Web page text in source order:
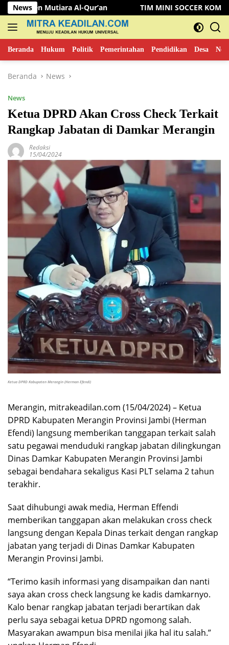
Langsung
ke
konten
News
Al-Qur’an TIM MINI SOCCER KOMINFO MUSI
Beranda Hukum Politik Pemerintahan Pendidikan Desa
Beranda News
News
Ketua DPRD Akan Cross Check Terkait
Rangkap Jabatan di Damkar Merangin
Redaksi
15/04/2024
Ketua DPRD Kabupaten Merangin (Herman Efendi)
Merangin, mitrakeadilan.com (15/04/2024) – Ketua
DPRD Kabupaten Merangin Provinsi Jambi (Herman
Efendi) langsung memberikan tanggapan terkait salah
satu pegawai menduduki rangkap jabatan dilingkungan
Dinas Damkar Kabupaten Merangin Provinsi Jambi
sebagai bendahara sekaligus Kasi PLT selama 2 tahun
terakhir.
Saat dihubungi awak media, Herman Effendi
memberikan tanggapan akan melakukan cross check
langsung dengan Kepala Dinas terkait dengan rangkap
jabatan yang terjadi di Dinas Damkar Kabupaten
Merangin Provinsi Jambi.
“Terimo kasih informasi yang disampaikan dan nanti
saya akan cross check langsung ke kadis damkarnyo.
Kalo benar rangkap jabatan terjadi berartikan dak
perlu saya sebagai ketua DPRD ngomong salah.
Masyarakan awampun bisa menilai jika hal itu salah.”